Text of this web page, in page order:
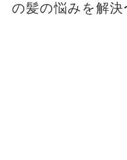
の髪の悩みを解決